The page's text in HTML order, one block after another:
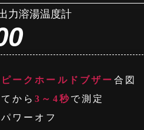
力溶湯温度計
ークホールドブザー 合図
から3～4秒で測定
ワーオフ